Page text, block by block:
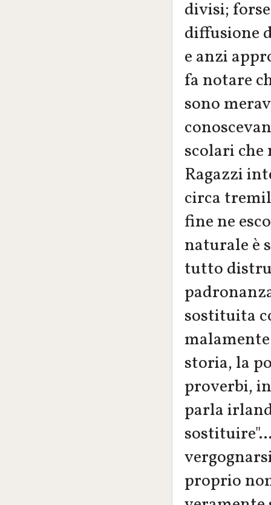
divisi;
diffusione
e anzi
fa notare
sono
scolari
Ragazzi
circa
fine ne
naturale è
tutto
sostituita
storia, la
proverbi,
parla
proprio